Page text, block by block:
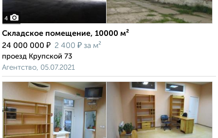
4
Складское помещение, 10000 м²
24 000 000 ₽ 2 400 ₽ за м²
проезд Крупской 73
Агентство, 05.07.2021